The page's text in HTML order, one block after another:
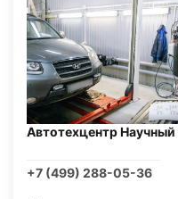
Автотехцентр Научный
+7 (499) 288-05-36